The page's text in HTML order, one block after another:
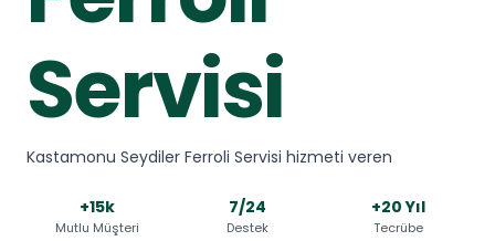
Servisi
Kastamonu Seydiler Ferroli Servisi hizmeti veren
+15k
Mutlu Müşteri
7/24
Destek
+20 Yıl
Tecrübe